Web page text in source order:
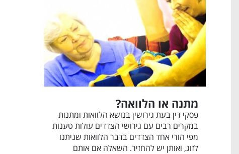
מתנה או הלוואה?
פסקי דין בעת גירושין בנושא הלוואות ומתנות
במקרים רבים עם גירושי הצדדים עולות טענות
מפי הורי אחד הצדדים בדבר הלוואות שניתנו
לזוג, ואותן יש להחזיר. השאלה אם אותם